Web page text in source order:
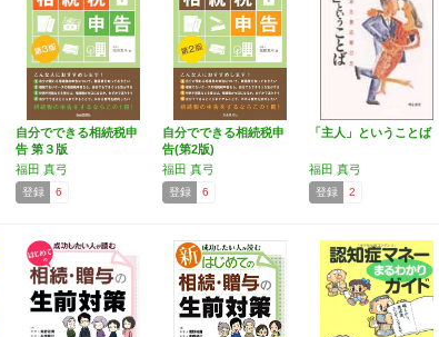
自分でできる相続税申
告 第３版
福田 真弓
登録 6
自分でできる相続税申
告(第2版)
福田 真弓
登録 6
「主人」ということば
福田 真弓
登録 2